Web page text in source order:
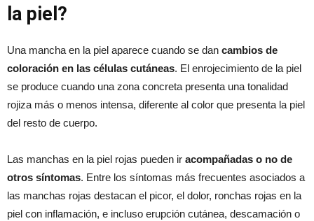
la piel?
Una mancha en la piel aparece cuando se dan cambios de
coloración en las células cutáneas. El enrojecimiento de la piel
se produce cuando una zona concreta presenta una tonalidad
rojiza más o menos intensa, diferente al color que presenta la piel
del resto de cuerpo.
Las manchas en la piel rojas pueden ir acompañadas o no de
otros síntomas. Entre los síntomas más frecuentes asociados a
las manchas rojas destacan el picor, el dolor, ronchas rojas en la
piel con inflamación, e incluso erupción cutánea, descamación o